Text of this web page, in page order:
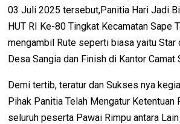
03 Juli 2025 tersebut,Panitia Hari Jadi
HUT RI Ke-80 Tingkat Kecamatan Sape
mengambil Rute seperti biasa yaitu Star
Desa Sangia dan Finish di Kantor Camat
Demi tertib, teratur dan Sukses nya
Pihak Panitia Telah Mengatur Ketentuan
seluruh peserta Pawai Rimpu antara Lain